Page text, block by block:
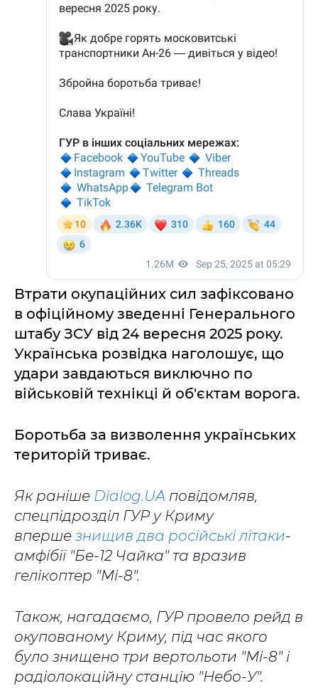
Втрати окупаційних сил зафіксовано
в офіційному зведенні Генерального
штабу ЗСУ від 24 вересня 2025 року.
Українська розвідка наголошує, що
удари завдаються виключно по
військовій технікці й об'єктам ворога.
Боротьба за визволення українських
територій триває.
Як раніше Dialog.UA повідомляв,
спецпідрозділ ГУР у Криму
вперше знищив два російські літаки-
амфібії "Бе-12 Чайка" та вразив
гелікоптер "Мі-8".
Також, нагадаємо, ГУР провело рейд в
окупованому Криму, під час якого
було знищено три вертольоти "Мі-8" і
радіолокаційну станцію "Небо-У".